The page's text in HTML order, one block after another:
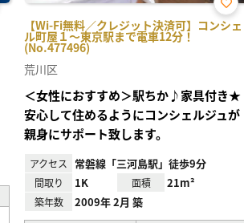
【Wi-Fi無料／クレジット決済可】コンシェ
ル町屋１～東京駅まで電車12分！
(No.477496)
お気
に入
荒川区
＜女性におすすめ＞駅ちか♪家具付き★
安心して住めるようにコンシェルジュが
親身にサポート致します。
アクセス 常磐線「三河島駅」徒歩9分
間取り 1K 面積 21m²
築年数 2009年 2月 築